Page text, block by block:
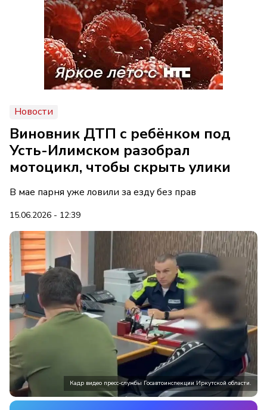
Новости
Виновник ДТП с ребёнком под
Усть-Илимском разобрал
мотоцикл, чтобы скрыть улики
В мае парня уже ловили за езду без прав
15.06.2026 - 12:39
Кадр видео пресс-службы Госавтоинспекции Иркутской области.